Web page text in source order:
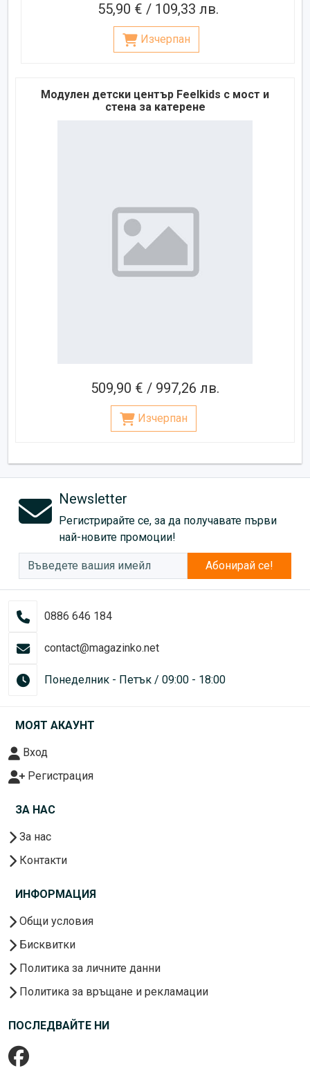
55,90 € / 109,33 лв.
Изчерпан
Модулен детски център Feelkids с мост и
стена за катерене
509,90 € / 997,26 лв.
Изчерпан
Newsletter
Регистрирайте се, за да получавате първи
най-новите промоции!
Абонирай се!
0886 646 184
contact@magazinko.net
Понеделник - Петък / 09:00 - 18:00
МОЯТ АКАУНТ
Вход
Регистрация
ЗА НАС
За нас
Контакти
ИНФОРМАЦИЯ
Общи условия
Бисквитки
Политика за личните данни
Политика за връщане и рекламации
ПОСЛЕДВАЙТЕ НИ